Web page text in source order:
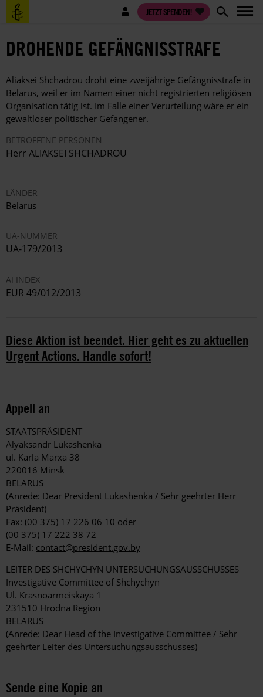
Direkt
zum
Benutzermenü JETZT SPENDEN!
DROHENDE GEFÄNGNISSTRAFE
Aliaksei Shchadrou droht eine zweijährige Gefängnisstrafe in
Belarus, weil er im Namen einer nicht registrierten religiösen
Organisation tätig ist. Im Falle einer Verurteilung wäre er ein
gewaltloser politischer Gefangener.
BETROFFENE PERSONEN
Herr ALIAKSEI SHCHADROU
LÄNDER
Belarus
UA-NUMMER
UA-179/2013
AI INDEX
EUR 49/012/2013
Diese Aktion ist beendet. Hier geht es zu aktuellen
Urgent Actions. Handle sofort!
Appell an
STAATSPRÄSIDENT
Alyaksandr Lukashenka
ul. Karla Marxa 38
220016 Minsk
BELARUS
(Anrede: Dear President Lukashenka / Sehr geehrter Herr
Präsident)
Fax: (00 375) 17 226 06 10 oder
(00 375) 17 222 38 72
E-Mail: contact@president.gov.by
LEITER DES SHCHYCHYN UNTERSUCHUNGSAUSSCHUSSES
Investigative Committee of Shchychyn
Ul. Krasnoarmeiskaya 1
231510 Hrodna Region
BELARUS
(Anrede: Dear Head of the Investigative Committee / Sehr
geehrter Leiter des Untersuchungsausschusses)
Sende eine Kopie an